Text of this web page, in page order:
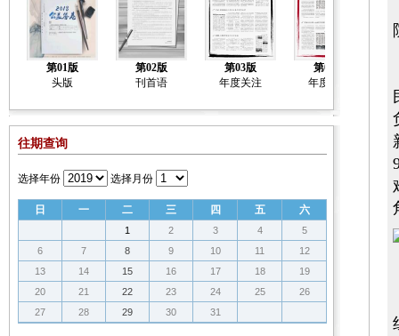
第01版
头版
第02版
刊首语
第03版
年度关注
第04版
年度关注
往期查询
选择年份 选择月份
日 一 二 三 四 五 六
1 2 3 4
5
6
7 8 9 10 11
12
13
14 15 16 17 18
19
20
21 22 23 24 25
26
27
28 29 30 31